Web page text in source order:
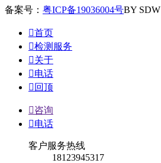
备案号： 粤ICP备19036004号BY SDW
首页
检测服务
关于
电话
 回顶
咨询
电话
客户服务热线
18123945317